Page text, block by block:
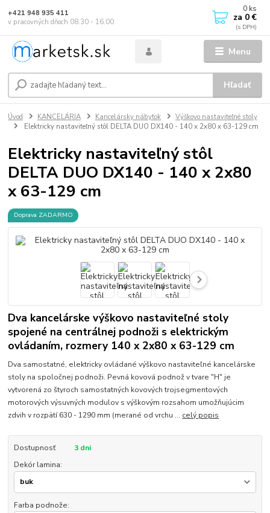
Menu
Hľadať
+421 948 935 411
v pracovných dňoch 08.30 - 16.00
0 ks
za 0 €
Úvod KANCELÁRIA Kancelársky nábytok
Výškovo nastaviteľné stoly
Elektricky nastaviteľný stôl DELTA DUO DX140 - 140 x 2x80 x 63-129 cm
Elektricky nastaviteľný stôl
DELTA DUO DX140 - 140 x 2x80
x 63-129 cm
Doprava ZADARMO
Dva kancelárske výškovo nastaviteľné stoly
spojené na centrálnej podnoži s elektrickým
ovládaním, rozmery 140 x 2x80 x 63-129 cm
Dva samostatné, elektricky ovládané výškovo nastaviteľné kancelárske
stoly na spoločnej podnoži. Pevná kovová podnož v tvare "H" je
vytvorená zo štyroch samostatných kovových trojsegmentových
motorových výsuvných modulov s výškovým rozsahom umožňujúcim
zdvih v rozpätí 630 - 1290 mm (merané od vrchu ... celý popis
Dostupnosť
3 dni
Dekór lamina:
Farba podnože: